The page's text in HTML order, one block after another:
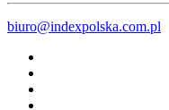
biuro@indexpolska.com.pl